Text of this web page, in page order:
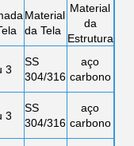
Material
da Tela
Material
da
Estrutura
3
SS
304/316
aço
carbono
3
SS
304/316
aço
carbono